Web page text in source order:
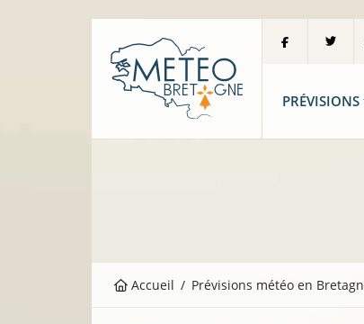
PRÉVISIONS
Accueil Prévisions météo en